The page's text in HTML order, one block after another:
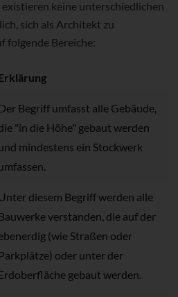
keine unterschiedlichen
sich als Architekt zu
folgende Bereiche:
Begriff umfasst alle Gebäude,
"in die Höhe" gebaut werden
mindestens ein Stockwerk
diesem Begriff werden alle
verstanden, die auf der
(wie Straßen oder
Parkplätze) oder unter der
gebaut werden.